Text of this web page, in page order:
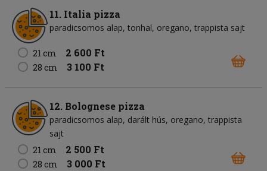
11. Italia pizza
paradicsomos alap tonhal oregano trappista sajt
21 cm 2 600 Ft
28 cm 3 100 Ft
12. Bolognese pizza
paradicsomos alap darált hús oregano trappista
sajt
21 cm
2 500 Ft
28 cm 3 000 Ft